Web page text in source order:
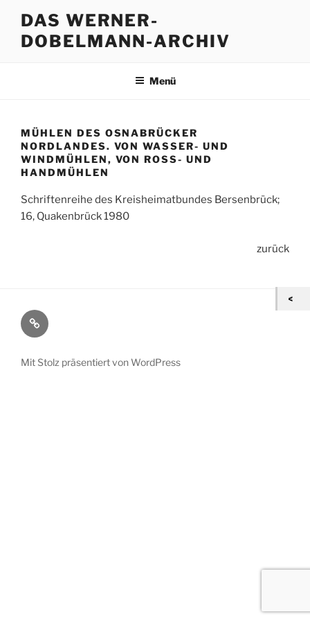
Inhalt
springen
DAS WERNER-
DOBELMANN-ARCHIV
Menü
MÜHLEN DES OSNABRÜCKER
NORDLANDES. VON WASSER- UND
WINDMÜHLEN, VON ROSS- UND H
ANDMÜHLEN
Schriftenreihe des Kreisheimatbundes Bersenbrück;
16, Quakenbrück 1980
zurück
Kontakt
/
Mit Stolz präsentiert von WordPress